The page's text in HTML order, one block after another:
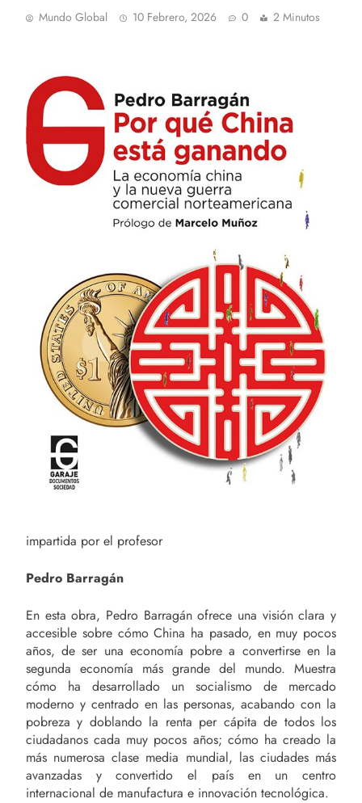
Mundo Global 10 Febrero, 2026 0 2 Minutos
impartida por el profesor
Pedro Barragán
En esta obra, Pedro Barragán ofrece una visión clara y
accesible sobre cómo China ha pasado, en muy pocos
años, de ser una economía pobre a convertirse en la
segunda economía más grande del mundo. Muestra
cómo ha desarrollado un socialismo de mercado
moderno y centrado en las personas, acabando con la
pobreza y doblando la renta per cápita de todos los
ciudadanos cada muy pocos años; cómo ha creado la
más numerosa clase media mundial, las ciudades más
avanzadas y convertido el país en un centro
internacional de manufactura e innovación tecnológica.